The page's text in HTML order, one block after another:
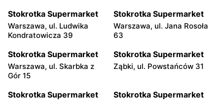
Stokrotka Supermarket
Warszawa, ul. Ludwika
Kondratowicza 39
Stokrotka Supermarket
Warszawa, ul. Jana Rosoła
63
Stokrotka Supermarket
Warszawa, ul. Skarbka z
Gór 15
Stokrotka Supermarket
Ząbki, ul. Powstańców 31
Stokrotka Supermarket Stokrotka Supermarket